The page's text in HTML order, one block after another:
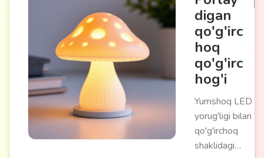
digan
qo'g'irc
hoq
qo'g'irc
hog'i
Yumshoq LED
yorug'ligi bilan
qo'g'irchoq
shaklidagi